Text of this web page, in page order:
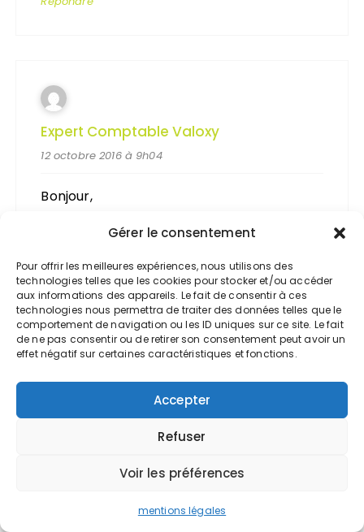
Gérer le consentement
Pour offrir les meilleures expériences, nous utilisons des
technologies telles que les cookies pour stocker et/ou accéder
aux informations des appareils. Le fait de consentir à ces
technologies nous permettra de traiter des données telles que le
comportement de navigation ou les ID uniques sur ce site. Le fait
de ne pas consentir ou de retirer son consentement peut avoir un
effet négatif sur certaines caractéristiques et fonctions.
Accepter
Refuser
Voir les préférences
mentions légales
Expert Comptable Valoxy
12 octobre 2016 à 9h04
Bonjour,
Merci beaucoup pour vos
Cordialement,
L’équipe Valoxy, Expert comptable à Lille
Répondre